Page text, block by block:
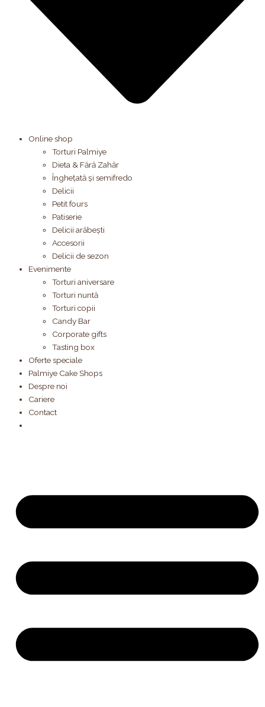
Online shop
Torturi Palmiye
Dieta & Fără Zahăr
Înghețată și semifredo
Delicii
Petit fours
Patiserie
Delicii arăbești
Accesorii
Delicii de sezon
Evenimente
Torturi aniversare
Torturi nuntă
Torturi copii
Candy Bar
Corporate gifts
Tasting box
Oferte speciale
Palmiye Cake Shops
Despre noi
Cariere
Contact